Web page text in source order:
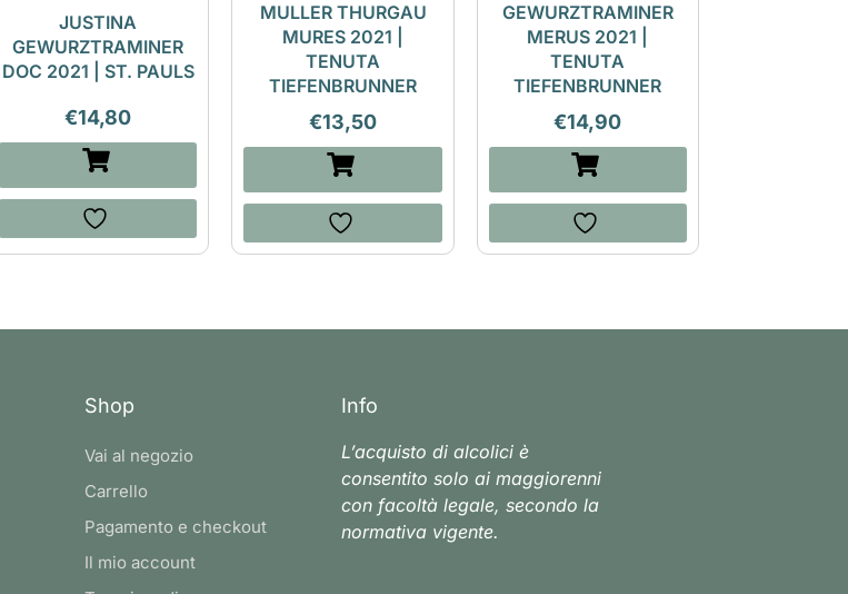
JUSTINA
GEWURZTRAMINER
DOC 2021 | ST. PAULS
€14,80
MULLER THURGAU
MURES 2021 |
TENUTA
TIEFENBRUNNER
€13,50
GEWURZTRAMINER
MERUS 2021 |
TENUTA
TIEFENBRUNNER
€14,90
Shop
Vai al negozio
Carrello
Pagamento e checkout
Il mio account
Info
L’acquisto di alcolici è
consentito solo ai maggiorenni
con facoltà legale, secondo la
normativa vigente.